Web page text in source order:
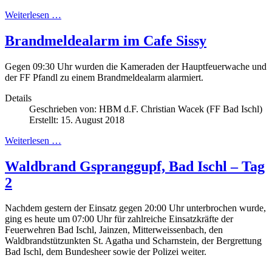
Weiterlesen …
Brandmeldealarm im Cafe Sissy
Gegen 09:30 Uhr wurden die Kameraden der Hauptfeuerwache und
der FF Pfandl zu einem Brandmeldealarm alarmiert.
Details
Geschrieben von: HBM d.F. Christian Wacek (FF Bad Ischl)
Erstellt: 15. August 2018
Weiterlesen …
Waldbrand Gspranggupf, Bad Ischl – Tag
2
Nachdem gestern der Einsatz gegen 20:00 Uhr unterbrochen wurde,
ging es heute um 07:00 Uhr für zahlreiche Einsatzkräfte der
Feuerwehren Bad Ischl, Jainzen, Mitterweissenbach, den
Waldbrandstützunkten St. Agatha und Scharnstein, der Bergrettung
Bad Ischl, dem Bundesheer sowie der Polizei weiter.